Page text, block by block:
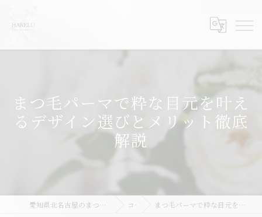
まつ毛パーマで粋な目元を叶え
るデザイン選びとメリット徹底
解説
愛知県北名古屋のまつ毛パーマならHARELU北名古屋店 コラム まつ毛パーマで粋な目元を叶えるデザイン選びとメリット徹底解説